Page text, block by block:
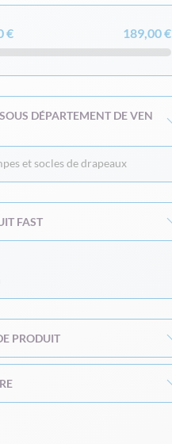
€ 189,00 €
DÉPARTEMENT DE VEN
et socles de drapeaux
FAST
PRODUIT